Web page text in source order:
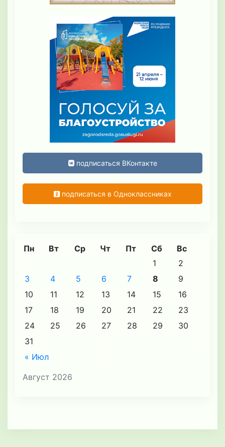
подписаться ВКонтакте
подписаться в Одноклассниках
Август 2026
Пн Вт Ср Чт Пт Сб Вс
« Июл
1
2
3
4 5 6 7 8
9
10
11 12 13 14 15
16
17
18 19 20 21 22
23
24
25 26 27 28 29
30
31